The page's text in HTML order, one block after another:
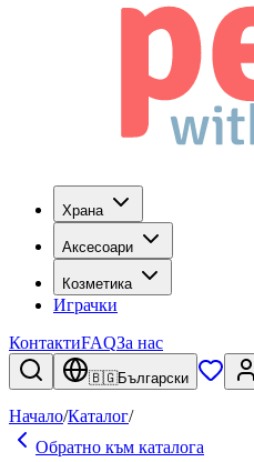
Храна
Аксесоари
Козметика
Играчки
КонтактиFAQЗа нас
🇧🇬Български
Начало/Каталог/
Обратно към каталога